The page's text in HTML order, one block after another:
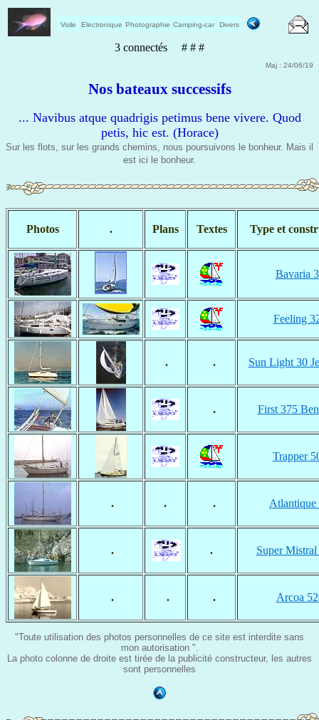
Voile Electronique Photographie Camping-car Divers
3 connectés # # #
Maj : 24/06/19
Nos bateaux successifs
... Navibus atque quadrigis petimus bene vivere. Quod
petis, hic est. (Horace)
Sur les flots, sur les grands chemins, nous poursuivons le bonheur. Mais il
est ici le bonheur.
Photos . Plans Textes Type et
Bavaria
Feeling
. . Sun Light 30
. First 375
Trapper
. . . Atlantique
. . Super
. . . Arcoa
"Toute utilisation des photos personnelles de ce site est interdite sans
mon autorisation ".
La photo colonne de droite est tirée de la publicité constructeur, les autres
sont personnelles